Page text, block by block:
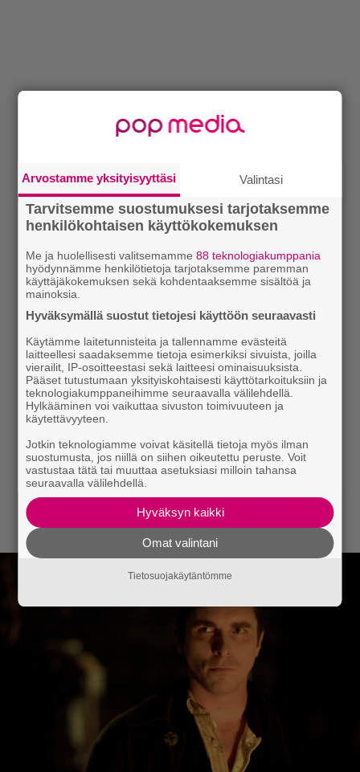
Tilaa Soundin uutiskirje ja tiedät mistä
kahvitauolla puhutaan! Nappaa ajankohtaiset musiikin
Arvostamme yksityisyyttäsi Valintasi
Tarvitsemme suostumuksesi tarjotaksemme
henkilökohtaisen käyttökokemuksen
Me ja huolellisesti valitsemamme88 teknologiakumppania
hyödynnämme henkilötietoja tarjotaksemme paremman
käyttäjäkokemuksen sekä kohdentaaksemme sisältöä ja
mainoksia.
Hyväksymällä suostut tietojesi käyttöön seuraavasti
Käytämme laitetunnisteita ja tallennamme evästeitä
laitteellesi saadaksemme tietoja esimerkiksi sivuista, joilla
vierailit, IP-osoitteestasi sekä laitteesi ominaisuuksista.
Pääset tutustumaan yksityiskohtaisesti käyttötarkoituksiin ja
teknologiakumppaneihimme seuraavalla välilehdellä.
Hylkääminen voi vaikuttaa sivuston toimivuuteen ja
käytettävyyteen.
Jotkin teknologiamme voivat käsitellä tietoja myös ilman
suostumusta, jos niillä on siihen oikeutettu peruste. Voit
vastustaa tätä tai muuttaa asetuksiasi milloin tahansa
seuraavalla välilehdellä.
Hyväksyn kaikki
Omat valintani
Tietosuojakäytäntömme